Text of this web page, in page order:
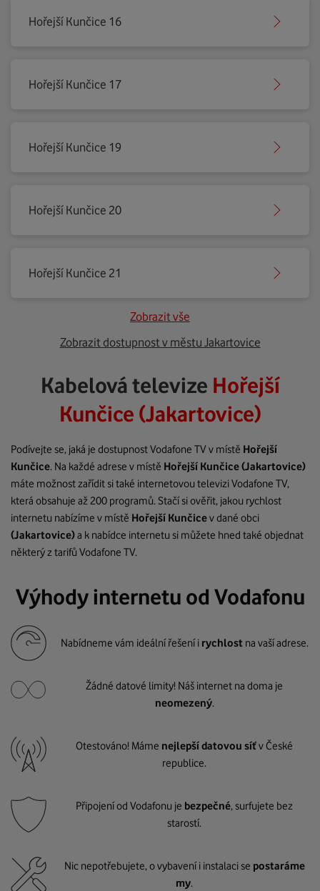
Hořejší Kunčice 16
Hořejší Kunčice 17
Hořejší Kunčice 19
Hořejší Kunčice 20
Hořejší Kunčice 21
Zobrazit vše
Zobrazit dostupnost v městu Jakartovice
Kabelová televize Hořejší
Kunčice (Jakartovice)
Podívejte se, jaká je dostupnost Vodafone TV v místě Hořejší
Kunčice. Na každé adrese v místě Hořejší Kunčice(Jakartovice)
máte možnost zařídit si také internetovou televizi Vodafone TV,
která obsahuje až 200 programů. Stačí si ověřit, jakou rychlost
internetu nabízíme v místě Hořejší Kunčicev dané obci
(Jakartovice)a k nabídce internetu si můžete hned také objednat
některý z tarifů Vodafone TV.
Výhody internetu od Vodafonu
Nabídneme vám ideální řešení i rychlost na vaší adrese.
Žádné datové limity! Náš internet na doma je
neomezený.
Otestováno! Máme nejlepší datovou síťv České
republice.
Připojení od Vodafonu je bezpečné, surfujete bez
starostí.
Nic nepotřebujete, o vybavení i instalaci se postaráme
my.